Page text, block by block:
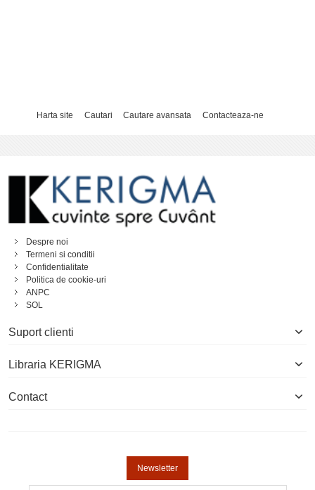
Harta site Cautari Cautare avansata Contacteaza-ne
Despre noi
Termeni si conditii
Confidentialitate
Politica de cookie-uri
ANPC
SOL
Suport clienti
Libraria KERIGMA
Contact
Newsletter